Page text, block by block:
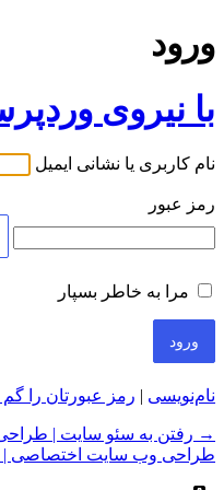
ورود
با نیروی
نام کاربری یا نشانی ایمیل
رمز عبور
مرا به خاطر بسپار
نام‌نویسی | رمز عبورتان را گم
→ رفتن به سئو سایت |
طراحی وب سایت اختصاصی |